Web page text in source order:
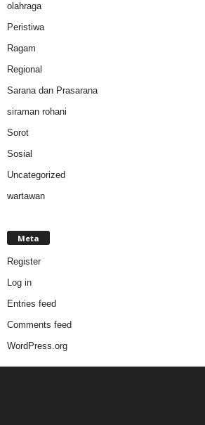
olahraga
Peristiwa
Ragam
Regional
Sarana dan Prasarana
siraman rohani
Sorot
Sosial
Uncategorized
wartawan
Meta
Register
Log in
Entries feed
Comments feed
WordPress.org